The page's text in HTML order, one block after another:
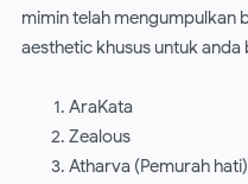
mimin telah mengumpulkan
aesthetic khusus untuk anda
AraKata
Zealous
Atharva (Pemurah hati)